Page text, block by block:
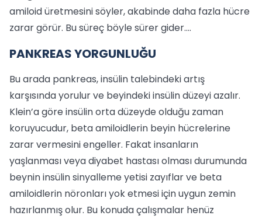
amiloid üretmesini söyler, akabinde daha fazla hücre
zarar görür. Bu süreç böyle sürer gider....
PANKREAS YORGUNLUĞU
Bu arada pankreas, insülin talebindeki artış
karşısında yorulur ve beyindeki insülin düzeyi azalır.
Klein’a göre insülin orta düzeyde olduğu zaman
koruyucudur, beta amiloidlerin beyin hücrelerine
zarar vermesini engeller. Fakat insanların
yaşlanması veya diyabet hastası olması durumunda
beynin insülin sinyalleme yetisi zayıflar ve beta
amiloidlerin nöronları yok etmesi için uygun zemin
hazırlanmış olur. Bu konuda çalışmalar henüz